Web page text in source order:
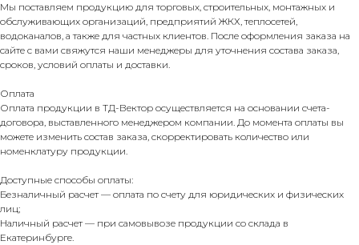
Мы поставляем продукцию для торговых, строительных, монтажных и
обслуживающих организаций, предприятий ЖКХ, теплосетей,
водоканалов, а также для частных клиентов. После оформления заказа на
сайте с вами свяжутся наши менеджеры для уточнения состава заказа,
сроков, условий оплаты и доставки.
Оплата
Оплата продукции в ТД-Вектор осуществляется на основании счета-
договора, выставленного менеджером компании. До момента оплаты вы
можете изменить состав заказа, скорректировать количество или
номенклатуру продукции.
Доступные способы оплаты:
Безналичный расчет — оплата по счету для юридических и физических
лиц;
Наличный расчет — при самовывозе продукции со склада в
Екатеринбурге.